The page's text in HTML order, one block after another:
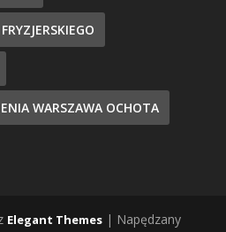
WARSZAWA OCHOTA
Elegant Themes | Napędzany